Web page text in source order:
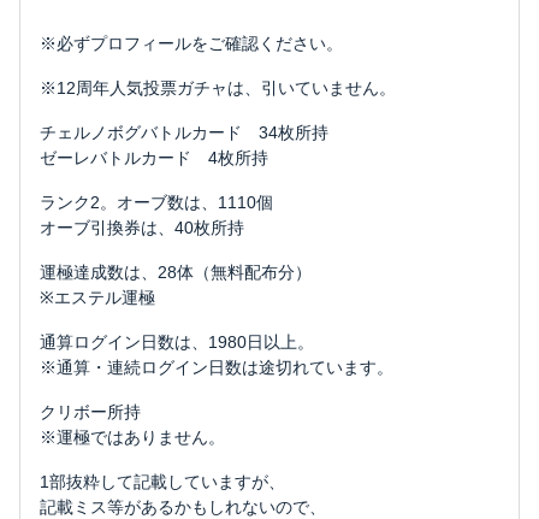
※必ずプロフィールをご確認ください。
※12周年人気投票ガチャは、引いていません。
チェルノボグバトルカード 34枚所持
ゼーレバトルカード 4枚所持
ランク2。オーブ数は、1110個
オーブ引換券は、40枚所持
運極達成数は、28体（無料配布分）
※エステル運極
通算ログイン日数は、1980日以上。
※通算・連続ログイン日数は途切れています。
クリボー所持
※運極ではありません。
1部抜粋して記載していますが、
記載ミス等があるかもしれないので、